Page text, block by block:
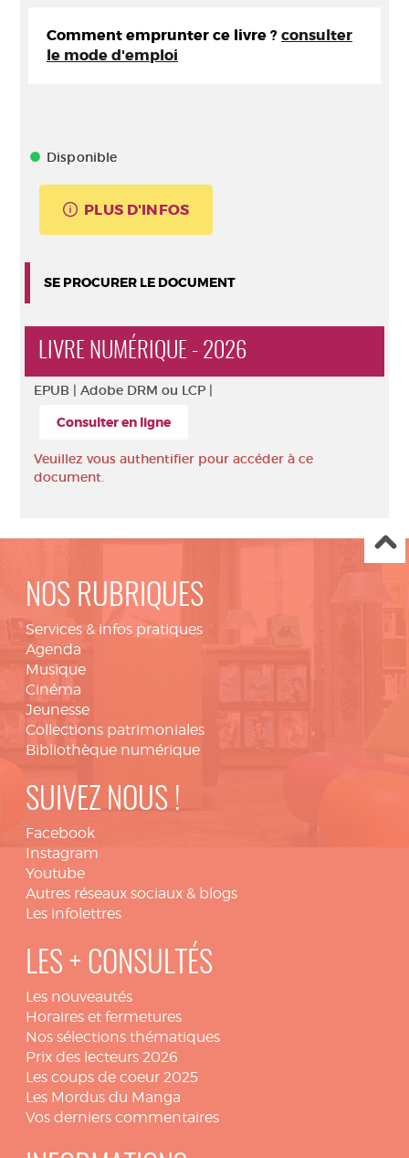
Comment emprunter ce livre ? consulter
le mode d'emploi
Disponible
PLUS D'INFOS
SE PROCURER LE DOCUMENT
LIVRE NUMÉRIQUE - 2026
EPUB | Adobe DRM ou LCP |
Consulter en ligne
Veuillez vous authentifier pour accéder à ce
document.
NOS RUBRIQUES
Services & infos pratiques
Agenda
Musique
Cinéma
Jeunesse
Collections patrimoniales
Bibliothèque numérique
SUIVEZ NOUS !
Facebook
Instagram
Youtube
Autres réseaux sociaux & blogs
Les infolettres
LES + CONSULTÉS
Les nouveautés
Horaires et fermetures
Nos sélections thématiques
Prix des lecteurs 2026
Les coups de coeur 2025
Les Mordus du Manga
Vos derniers commentaires